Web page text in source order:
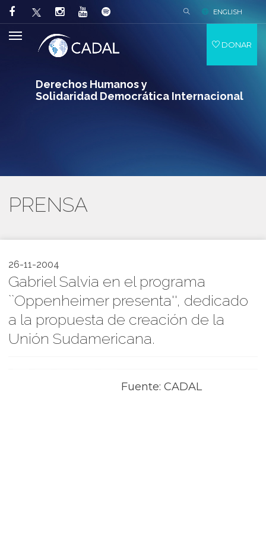
Derechos Humanos y
Solidaridad Democrática Internacional
ENGLISH
DONAR
PRENSA
26-11-2004
Gabriel Salvia en el programa
``Oppenheimer presenta'', dedicado
a la propuesta de creación de la
Unión Sudamericana.
Fuente: CADAL